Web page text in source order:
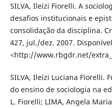
SILVA, Ileizi Fiorelli. A
desafios institucionais e
consolidação da disciplina.
427, jul./dez. 2007.
<http://www.rbgdr.net/
SILVA, Ileizi Luciana Fiorelli.
do ensino de sociologia na
L. Fiorelli; LIMA, Angela